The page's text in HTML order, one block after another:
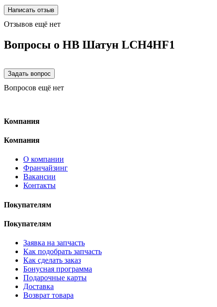
Отзывов ещё нет
Вопросы о HB Шатун LCH4HF1
Вопросов ещё нет
Компания
Компания
О компании
Франчайзинг
Вакансии
Контакты
Покупателям
Покупателям
Заявка на запчасть
Как подобрать запчасть
Как сделать заказ
Бонусная программа
Подарочные карты
Доставка
Возврат товара